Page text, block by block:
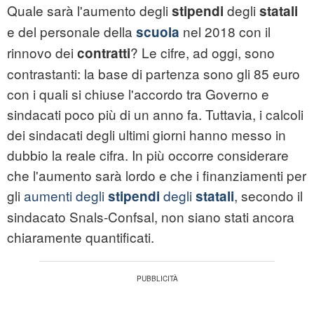
Quale sarà l'aumento degli stipendi degli statali
e del personale della scuola nel 2018 con il
rinnovo dei contratti? Le cifre, ad oggi, sono
contrastanti: la base di partenza sono gli 85 euro
con i quali si chiuse l'accordo tra Governo e
sindacati poco più di un anno fa. Tuttavia, i calcoli
dei sindacati degli ultimi giorni hanno messo in
dubbio la reale cifra. In più occorre considerare
che l'aumento sarà lordo e che i finanziamenti per
gli aumenti deglistipendi deglistatali, secondo il
sindacato Snals-Confsal, non siano stati ancora
chiaramente quantificati.